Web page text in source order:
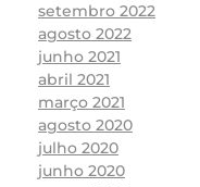
setembro 2022
agosto 2022
junho 2021
abril 2021
março 2021
agosto 2020
julho 2020
junho 2020